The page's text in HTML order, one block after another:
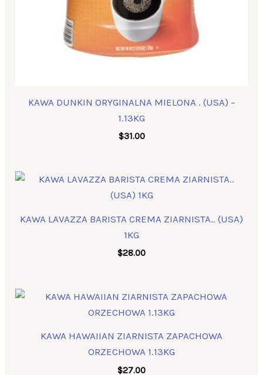
KAWA DUNKIN ORYGINALNA MIELONA . (USA) –
1.13KG
$31.00
KAWA LAVAZZA BARISTA CREMA ZIARNISTA.. (USA)
1KG
$28.00
KAWA HAWAIIAN ZIARNISTA ZAPACHOWA
ORZECHOWA 1.13KG
$27.00